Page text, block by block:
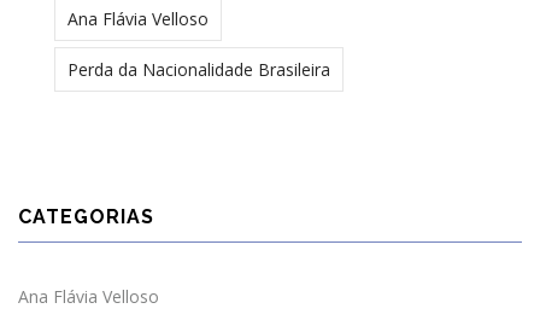
Ana Flávia Velloso
Perda da Nacionalidade Brasileira
CATEGORIAS
Ana Flávia Velloso